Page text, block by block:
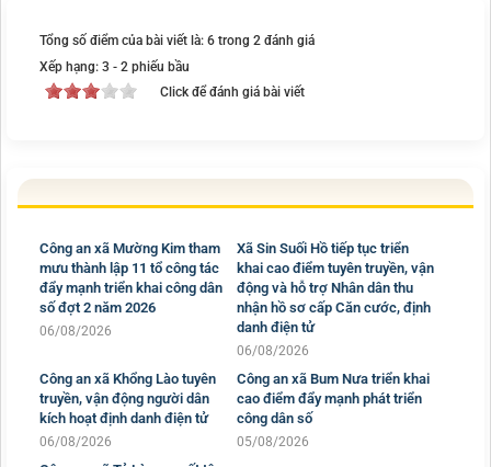
Tổng số điểm của bài viết là: 6 trong 2 đánh giá
Xếp hạng: 3 - 2 phiếu bầu
Click để đánh giá bài viết
Công an xã Mường Kim tham
mưu thành lập 11 tổ công tác
đẩy mạnh triển khai công dân
số đợt 2 năm 2026
06/08/2026
Xã Sin Suối Hồ tiếp tục triển
khai cao điểm tuyên truyền, vận
động và hỗ trợ Nhân dân thu
nhận hồ sơ cấp Căn cước, định
danh điện tử
06/08/2026
Công an xã Khổng Lào tuyên
truyền, vận động người dân
kích hoạt định danh điện tử
06/08/2026
Công an xã Bum Nưa triển khai
cao điểm đẩy mạnh phát triển
công dân số
05/08/2026